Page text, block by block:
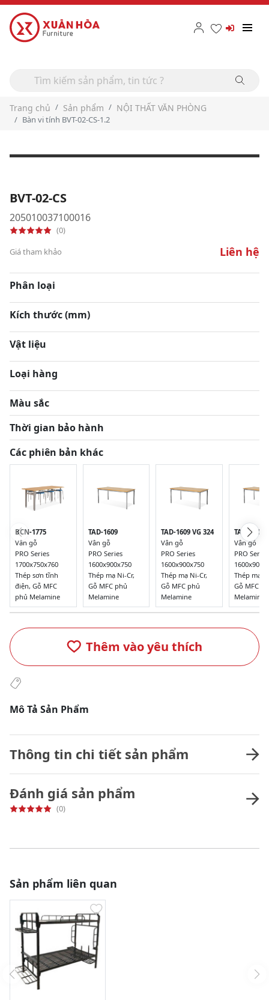
Trang chủ Sản phẩm NỘI THẤT VĂN PHÒNG
Bàn vi tính BVT-02-CS-1.2
BVT-02-CS
205010037100016
(0)
Giá tham khảo
Liên hệ
Phân loại
Kích thước (mm)
Vật liệu
Loại hàng
Màu sắc
Thời gian bảo hành
Các phiên bản khác
BCN-1775
Vân gỗ
PRO Series
1700x750x760
Thép sơn tĩnh
điện, Gỗ MFC
phủ Melamine
TAD-1609
Vân gỗ
PRO Series
1600x900x750
Thép mạ Ni-Cr,
Gỗ MFC phủ
Melamine
TAD-1609 VG 324
Vân gỗ
PRO Series
1600x900x750
Thép mạ Ni-Cr,
Gỗ MFC phủ
Melamine
TAD-1609
Vân gỗ
PRO Series
Thép mạ
Gỗ MFC
Melamine
Thêm vào yêu thích
Mô Tả Sản Phẩm
Thông tin chi tiết sản phẩm
Đánh giá sản phẩm
(0)
Sản phẩm liên quan